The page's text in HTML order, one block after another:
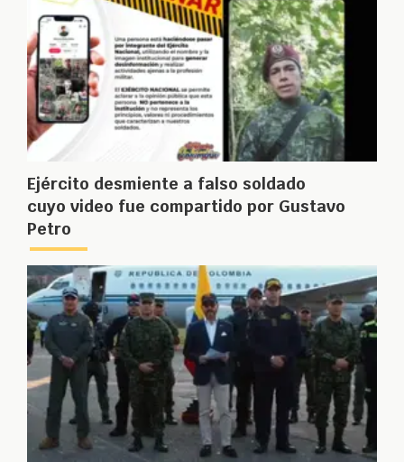
Ejército desmiente a falso soldado
cuyo video fue compartido por Gustavo
Petro